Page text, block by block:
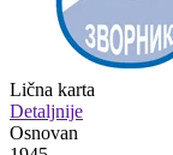
Lična karta
Detaljnije
Osnovan